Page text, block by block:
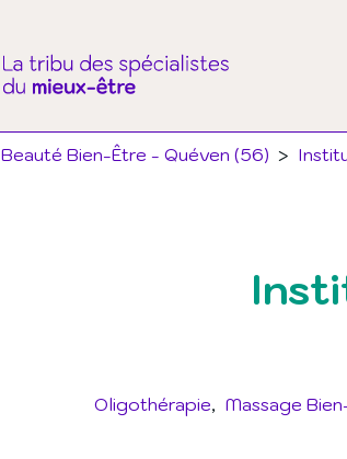
Beauté Bien-Être - Quéven (56) >
Oligothérapie Massage